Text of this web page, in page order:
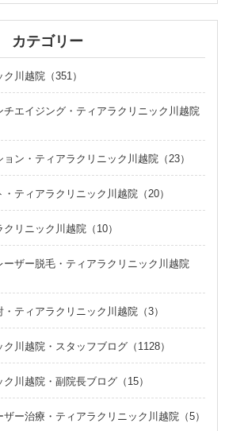
カテゴリー
川越院（351）
チエイジング・ティアラクリニック川越院
ン・ティアラクリニック川越院（23）
ティアラクリニック川越院（20）
リニック川越院（10）
ーザー脱毛・ティアラクリニック川越院
ティアラクリニック川越院（3）
川越院・スタッフブログ（1128）
川越院・副院長ブログ（15）
ー治療・ティアラクリニック川越院（5）